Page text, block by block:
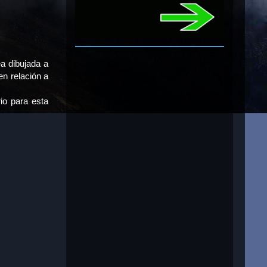
dibujada a
relación a
para esta